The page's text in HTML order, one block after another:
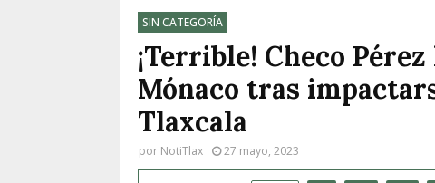
SIN CATEGORÍA
¡Terrible! Checo
Mónaco tras
Tlaxcala
por NotiTlax 27 mayo, 2023